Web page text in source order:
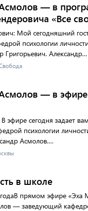
— в
«Все
Мой сегодняшний
психологии
Григорьевич. Александр…
— в
сегодня задает
психологии
Асмолов.…
в школе
прямом эфире «Эха
— заведующий